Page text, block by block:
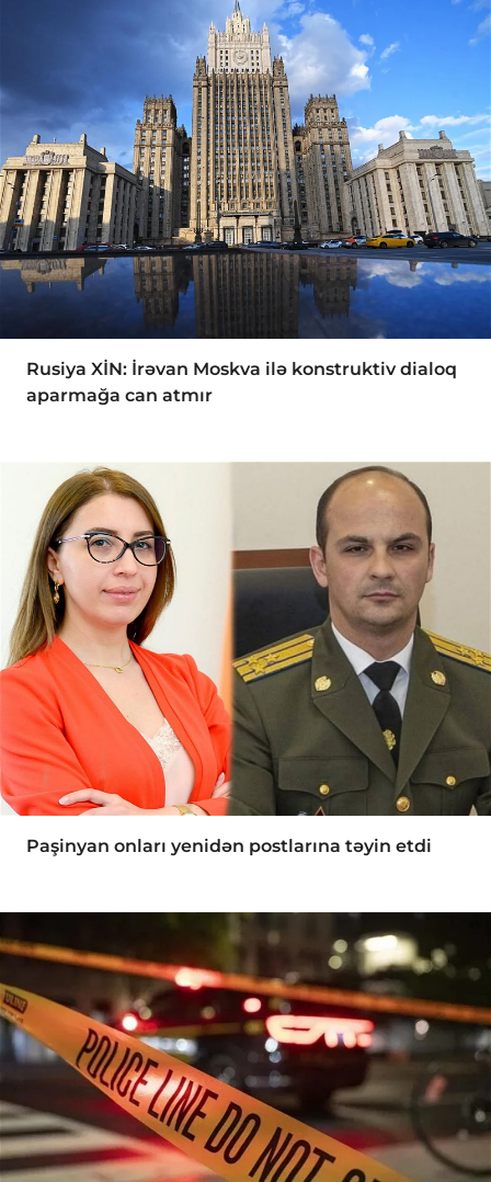
Rusiya XİN: İrəvan Moskva ilə konstruktiv dialoq
aparmağa can atmır
Paşinyan onları yenidən postlarına təyin etdi